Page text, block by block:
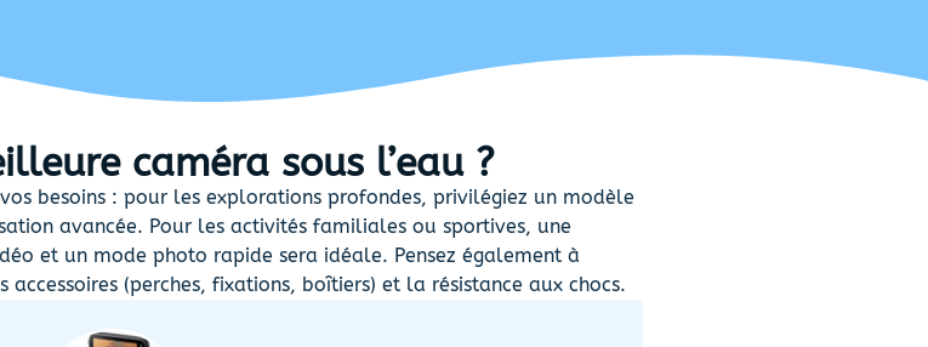
caméra sous l’eau ?
vos besoins : pour les explorations profondes, privilégiez un modèle
avancée. Pour les activités familiales ou sportives, une
et un mode photo rapide sera idéale. Pensez également à
(perches, fixations, boîtiers) et la résistance aux chocs.